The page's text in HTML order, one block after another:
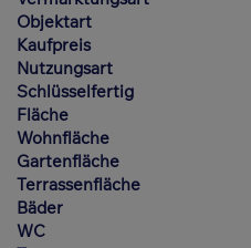
Objektart
Kaufpreis
Nutzungsart
Schlüsselfertig
Fläche
Wohnfläche
Gartenfläche
Terrassenfläche
Bäder
WC